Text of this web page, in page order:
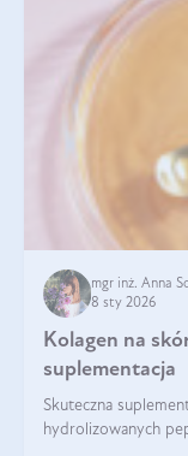
mgr inż. Anna
8 sty 2026
Kolagen na
suplementacja
Skuteczna
hydrolizowanych